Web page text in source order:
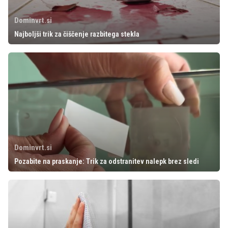
Dominvrt.si
Najboljši trik za čiščenje razbitega stekla
Dominvrt.si
Pozabite na praskanje: Trik za odstranitev nalepk brez sledi